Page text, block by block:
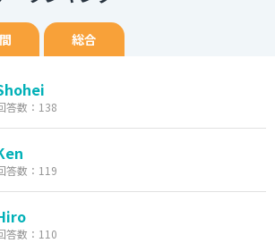
総合
答数：138
答数：119
答数：110